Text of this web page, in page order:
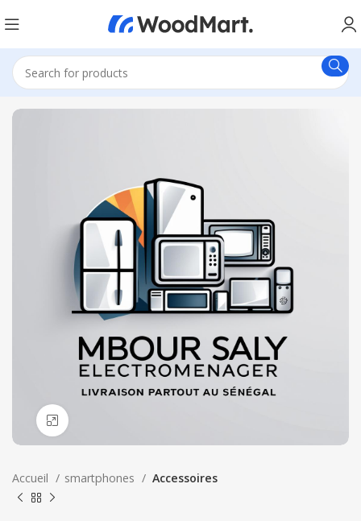
Accueil smartphones Accessoires